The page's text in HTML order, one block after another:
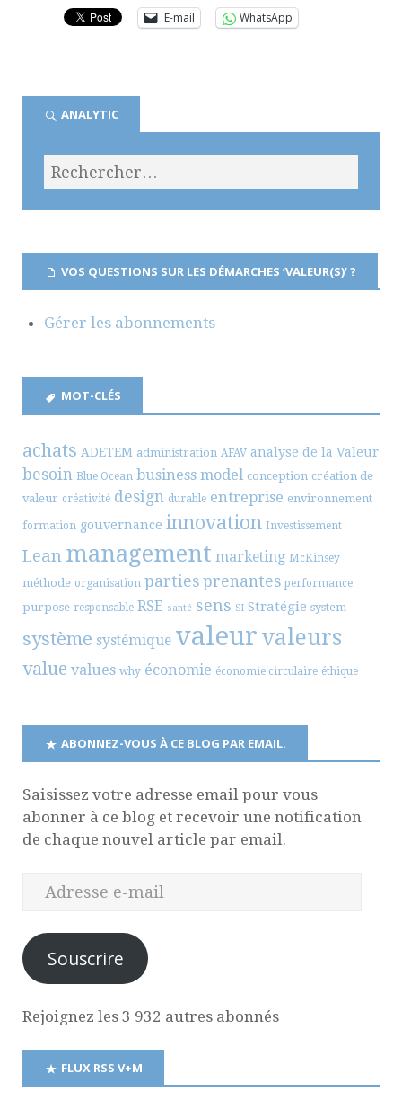
E-mail
WhatsApp
ANALYTIC
VOS QUESTIONS SUR LES DÉMARCHES ‘VALEUR(S)’ ?
Gérer les abonnements
MOT-CLÉS
achats ADETEM administration AFAV analyse de la Valeur
besoin Blue Ocean business model conception création de
valeur créativité design durable entreprise environnement
formation gouvernance innovation Investissement
Lean management marketing McKinsey
méthode organisation parties prenantes performance
purpose responsable RSE santé sens SI Stratégie system
système systémique valeur valeurs
value values why économie économie circulaire éthique
ABONNEZ-VOUS À CE BLOG PAR EMAIL.
Saisissez votre adresse email pour vous
abonner à ce blog et recevoir une notification
de chaque nouvel article par email.
Souscrire
Rejoignez les 3 932 autres abonnés
FLUX RSS V+M